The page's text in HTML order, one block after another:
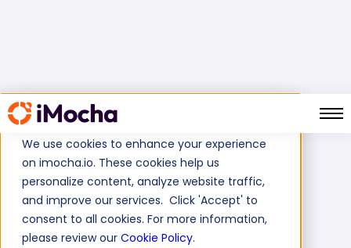
We use cookies to enhance your experience
on imocha.io. These cookies help us
personalize content, analyze website traffic,
and improve our services. Click 'Accept' to
consent to all cookies. For more information,
please review our Cookie Policy.
Home
Non-English Language Tests
Teste de SAP HANA (Ferramenta Analítica de Alto
Desempenho)